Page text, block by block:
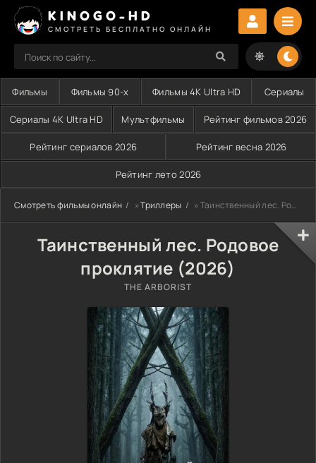
KINOGO-HD
СМОТРЕТЬ БЕСПЛАТНО ОНЛАЙН
Фильмы Фильмы 90-х Фильмы 4K Ultra HD Сериалы
Сериалы 4K Ultra HD Мультфильмы Рейтинг фильмов 2026
Рейтинг сериалов 2026 Рейтинг весна 2026
Рейтинг лето 2026
Смотреть фильмы онлайн »Триллеры » Таинственный лес. Родовое проклятие (2026)
Таинственный лес. Родовое
проклятие (2026)
THE ARBORIST